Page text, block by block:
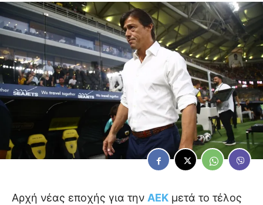
Αρχή νέας εποχής για την ΑΕΚ μετά το τέλος